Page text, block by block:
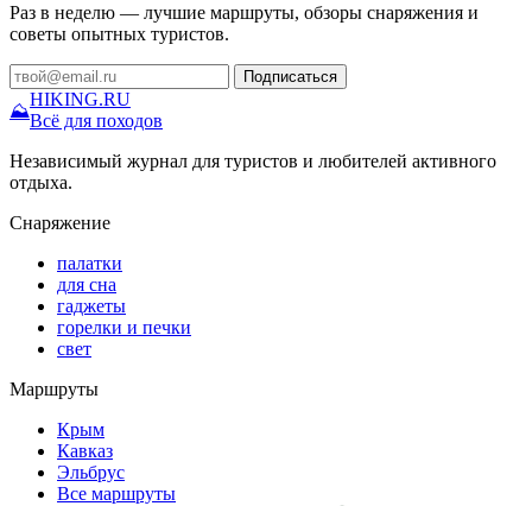
Раз в неделю — лучшие маршруты, обзоры снаряжения и
советы опытных туристов.
Подписаться
⛰
HIKING.RU
Всё для походов
Независимый журнал для туристов и любителей активного
отдыха.
Снаряжение
палатки
для сна
гаджеты
горелки и печки
свет
Маршруты
Крым
Кавказ
Эльбрус
Все маршруты